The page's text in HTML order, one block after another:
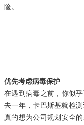
险。
优先考虑病毒保护
在遇到病毒之前，你似
去一年，卡巴斯基就检
真的想为公司规划安全